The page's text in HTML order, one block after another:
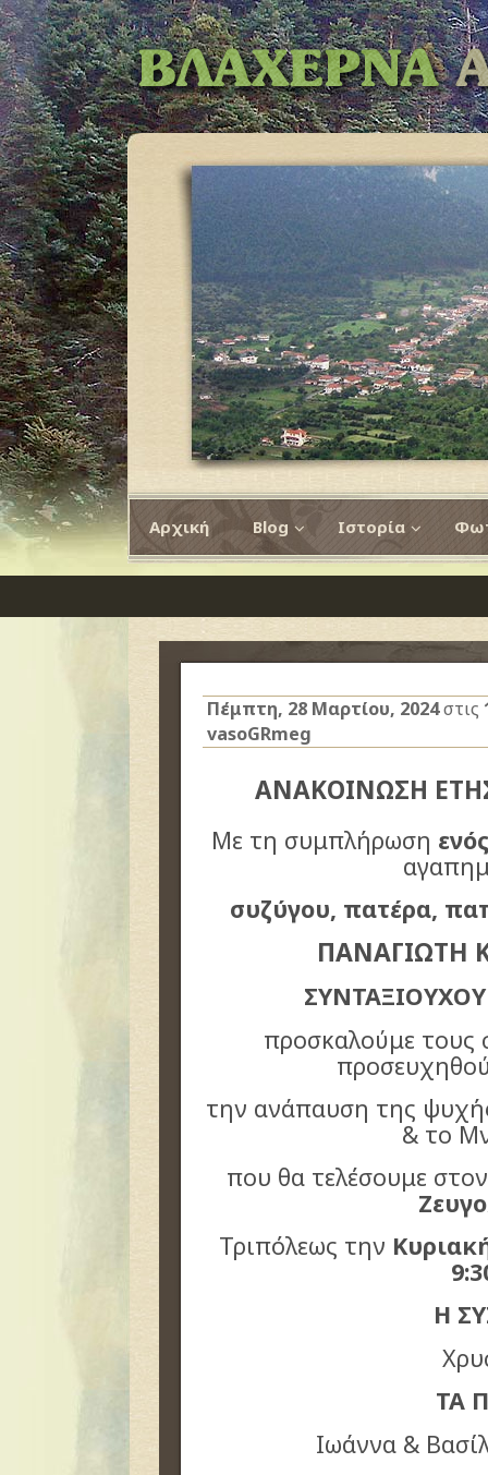
Αρχική Blog Ιστορία
Πέμπτη, 28 Μαρτίου, 2024στις
vasoGRmeg
ΑΝΑΚΟΙΝΩΣΗ
Με τη συμπλήρωση
συζύγου, πατέρα,
ΠΑΝΑΓΙΩΤΗ
προσκαλούμε τους
την ανάπαυση της
& το
που θα τελέσουμε
Τριπόλεως την
Η
ΤΑ
Ιωάννα &